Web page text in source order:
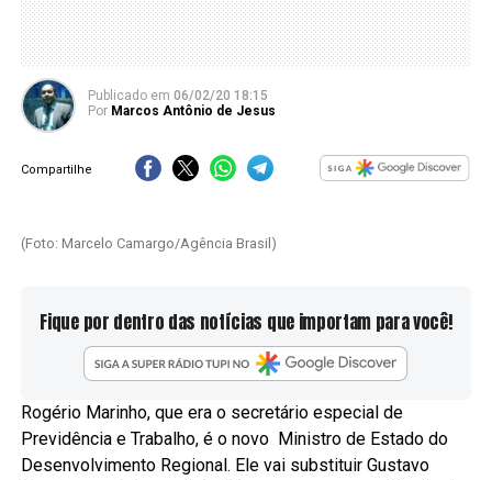
Publicado em 06/02/20 18:15
Por Marcos Antônio de Jesus
Compartilhe
(Foto: Marcelo Camargo/Agência Brasil)
Fique por dentro das notícias que importam para você!
Rogério Marinho, que era o secretário especial de
Previdência e Trabalho, é o novo Ministro de Estado do
Desenvolvimento Regional. Ele vai substituir Gustavo